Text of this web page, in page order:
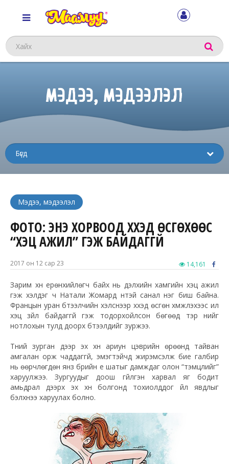
Хайх
МЭДЭЭ, МЭДЭЭЛЭЛ
Мэдээ, мэдээлэл
ФОТО: ЭНЭ ХОРВООД ХҮҮХЭД ӨСГӨХӨӨС
“ХЭЦҮҮ АЖИЛ” ГЭЖ БАЙДАГГҮЙ
2017 он 12 сар 23 14,161
Зарим хүн ерөнхийлөгч байх нь дэлхийн хамгийн хэцүү ажил
гэж хэлдэг ч Натали Жомард үүнтэй санал нэг биш байна.
Францын уран бүтээлчийн хэлснээр хүүхэд өсгөн хүмүүжүүлэхээс илүү
хэцүү зүйл байдаггүй гэж тодорхойлсон бөгөөд тэр үүнийг
нотлохын тулд доорх бүтээлүүдийг зуржээ.
Түүний зурган дээр эх хүн ариун цэврийн өрөөнд тайван
амгалан орж чаддаггүй, эмэгтэйчүүд жирэмсэлж бие галбир
нь өөрчлөгдөн янз бүрийн үе шатыг дамждаг олон “тэмцлийг”
харуулжээ. Зургуудыг доош гүйлгэн харвал яг бодит
амьдрал дээрх эх хүн болгонд тохиолддог үйл явдлыг
бэлхнээ харуулах болно.